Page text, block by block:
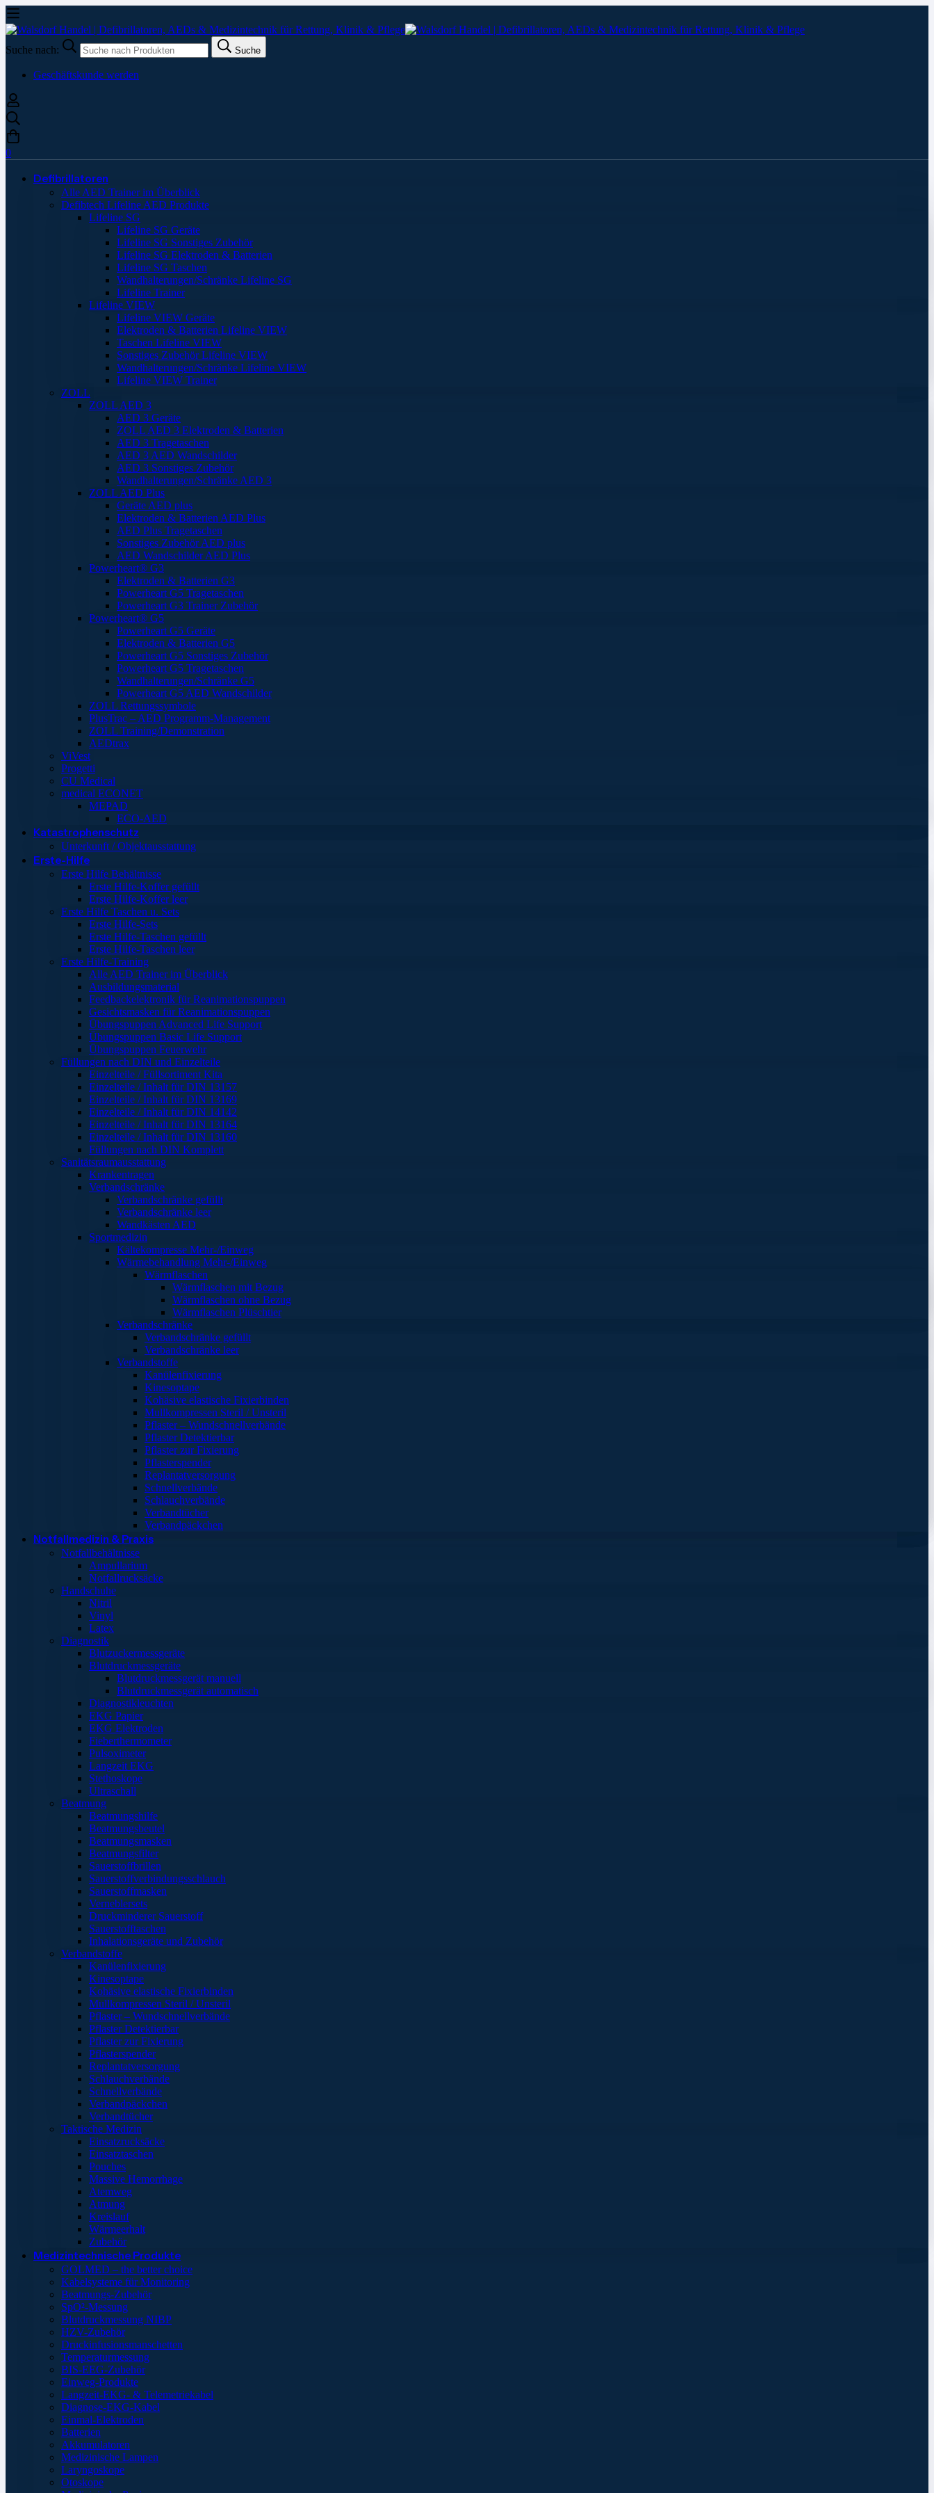
Suche nach: Suche
Geschäftskunde werden
0
Defibrillatoren
Alle AED Trainer im Überblick
Defibtech Lifeline AED Produkte
Lifeline SG
Lifeline SG Geräte
Lifeline SG Sonstiges Zubehör
Lifeline SG Elektroden & Batterien
Lifeline SG Taschen
Wandhalterungen/Schränke Lifeline SG
Lifeline Trainer
Lifeline VIEW
Lifeline VIEW Geräte
Elektroden & Batterien Lifeline VIEW
Taschen Lifeline VIEW
Sonstiges Zubehör Lifeline VIEW
Wandhalterungen/Schränke Lifeline VIEW
Lifeline VIEW Trainer
ZOLL
ZOLL AED 3
AED 3 Geräte
ZOLL AED 3 Elektroden & Batterien
AED 3 Tragetaschen
AED 3 AED Wandschilder
AED 3 Sonstiges Zubehör
Wandhalterungen/Schränke AED 3
ZOLL AED Plus
Geräte AED plus
Elektroden & Batterien AED Plus
AED Plus Tragetaschen
Sonstiges Zubehör AED plus
AED Wandschilder AED Plus
Powerheart® G3
Elektroden & Batterien G3
Powerheart G5 Tragetaschen
Powerheart G3 Trainer Zubehör
Powerheart® G5
Powerheart G5 Geräte
Elektroden & Batterien G5
Powerheart G5 Sonstiges Zubehör
Powerheart G5 Tragetaschen
Wandhalterungen/Schränke G5
Powerheart G5 AED Wandschilder
ZOLL Rettungssymbole
PlusTrac – AED Programm-Management
ZOLL Training/Demonstration
AEDtrax
ViVest
Progetti
CU Medical
medical ECONET
MEPAD
ECO-AED
Katastrophenschutz
Unterkunft / Objektausstattung
Erste-Hilfe
Erste Hilfe Behältnisse
Erste Hilfe-Koffer gefüllt
Erste Hilfe-Koffer leer
Erste Hilfe Taschen u. Sets
Erste Hilfe-Sets
Erste Hilfe-Taschen gefüllt
Erste Hilfe-Taschen leer
Erste Hilfe-Training
Alle AED Trainer im Überblick
Ausbildungsmaterial
Feedbackelektronik für Reanimationspuppen
Gesichtsmasken für Reanimationspuppen
Übungspuppen Advanced Life Support
Übungspuppen Basic Life Support
Übungspuppen Feuerwehr
Füllungen nach DIN und Einzelteile
Einzelteile / Füllsortiment Kita
Einzelteile / Inhalt für DIN 13157
Einzelteile / Inhalt für DIN 13169
Einzelteile / Inhalt für DIN 14142
Einzelteile / Inhalt für DIN 13164
Einzelteile / Inhalt für DIN 13160
Füllungen nach DIN Komplett
Sanitätsraumausstattung
Krankentragen
Verbandschränke
Verbandschränke gefüllt
Verbandschränke leer
Wandkästen AED
Sportmedizin
Kältekompresse Mehr-/Einweg
Wärmebehandlung Mehr-/Einweg
Wärmflaschen
Wärmflaschen mit Bezug
Wärmflaschen ohne Bezug
Wärmflaschen Plüschtier
Verbandschränke
Verbandschränke gefüllt
Verbandschränke leer
Verbandstoffe
Kanülenfixierung
Kinesoptape
Kohäsive elastische Fixierbinden
Mullkompressen Steril / Unsteril
Pflaster – Wundschnellverbände
Pflaster Detektierbar
Pflaster zur Fixierung
Pflasterspender
Replantatversorgung
Schnellverbände
Schlauchverbände
Verbandtücher
Verbandpäckchen
Notfallmedizin & Praxis
Notfallbehältnisse
Ampullarium
Notfallrucksäcke
Handschuhe
Nitril
Vinyl
Latex
Diagnostik
Blutzuckermessgeräte
Blutdruckmessgeräte
Blutdruckmessgerät manuell
Blutdruckmessgerät automatisch
Diagnostikleuchten
EKG Papier
EKG Elektroden
Fieberthermometer
Pulsoximeter
Langzeit EKG
Stethoskope
Ultraschall
Beatmung
Beatmungshilfe
Beatmungsbeutel
Beatmungsmasken
Beatmungsfilter
Sauerstoffbrillen
Sauerstoffverbindungsschlauch
Sauerstoffmasken
Verneblersets
Druckminderer Sauerstoff
Sauerstofftaschen
Inhalationsgeräte und Zubehör
Verbandstoffe
Kanülenfixierung
Kinesoptape
Kohäsive elastische Fixierbinden
Mullkompressen Steril / Unsteril
Pflaster – Wundschnellverbände
Pflaster Detektierbar
Pflaster zur Fixierung
Pflasterspender
Replantatversorgung
Schlauchverbände
Schnellverbände
Verbandpäckchen
Verbandtücher
Taktische Medizin
Einsatzrucksäcke
Einsatztaschen
Pouches
Massive Hemorrhage
Atemweg
Atmung
Kreislauf
Wärmeerhalt
Zubehör
Medizintechnische Produkte
GOLMED – the better choice
Kabelsysteme für Monitoring
Beatmungs-Zubehör
SpO²-Messung
Blutdruckmessung NIBP
HZV-Zubehör
Druckinfusionsmanschetten
Temperaturmessung
BIS-EEG-Zubehör
Einweg-Produkte
Langzeit-EKG- & Telemetriekabel
Diagnose-EKG-Kabel
Einmal-Elektroden
Batterien
Akkumulatoren
Medizinische Lampen
Laryngoskope
Otoskope